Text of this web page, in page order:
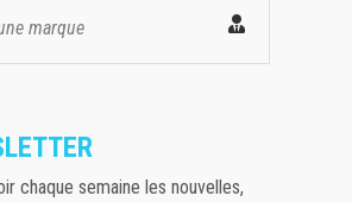
marque
chaque semaine les nouvelles,